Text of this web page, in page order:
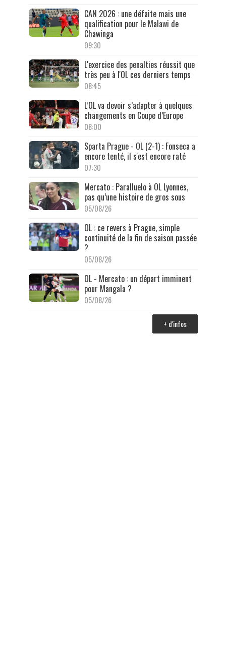
CAN 2026 : une défaite mais une
qualification pour le Malawi de
Chawinga
09:30
L'exercice des penalties réussit que
très peu à l'OL ces derniers temps
08:45
L’OL va devoir s’adapter à quelques
changements en Coupe d’Europe
08:00
Sparta Prague - OL (2-1) : Fonseca a
encore tenté, il s'est encore raté
07:30
Mercato : Paralluelo à OL Lyonnes,
pas qu’une histoire de gros sous
05/08/26
OL : ce revers à Prague, simple
continuité de la fin de saison passée
?
05/08/26
OL - Mercato : un départ imminent
pour Mangala ?
05/08/26
+ d'infos